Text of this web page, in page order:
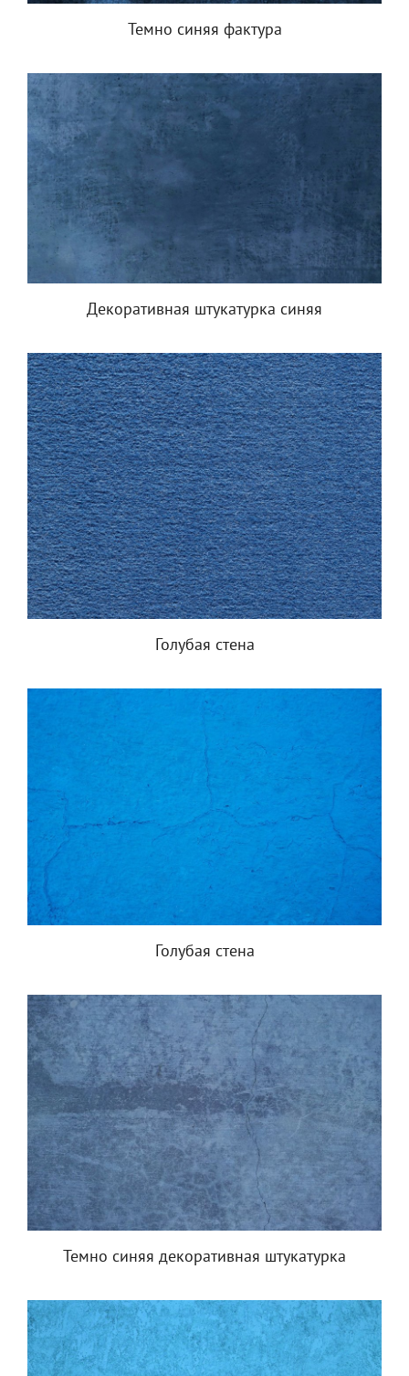
Темно синяя фактура
Декоративная штукатурка синяя
Голубая стена
Голубая стена
Темно синяя декоративная штукатурка